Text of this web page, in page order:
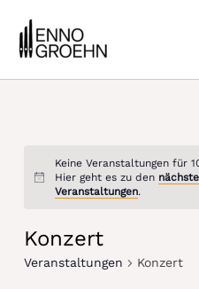
Inhalt
springen
Keine Veranstaltungen für
Hier geht es zu den
Veranstaltungen.
Konzert
Veranstaltungen Konzert